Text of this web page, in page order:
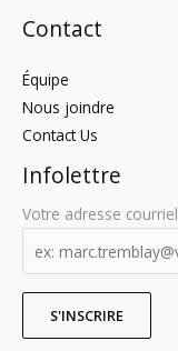
Contact
Équipe
Nous joindre
Contact Us
Infolettre
Votre adresse courriel